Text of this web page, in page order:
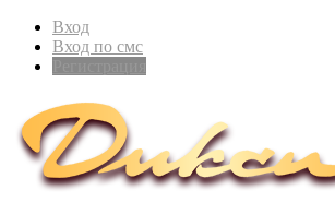
Вход
Вход по смс